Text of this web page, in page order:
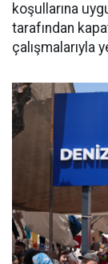
koşullarına
tarafından
çalışmalarıyla